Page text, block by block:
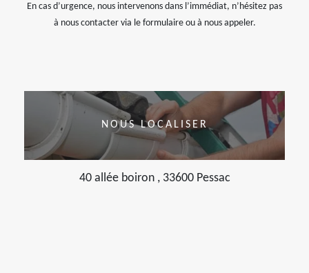
En cas d’urgence, nous intervenons dans l’immédiat, n’hésitez pas
à nous contacter via le formulaire ou à nous appeler.
NOUS LOCALISER
40 allée boiron , 33600 Pessac